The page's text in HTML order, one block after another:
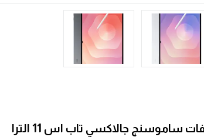
جالاكسي تاب اس 11 الترا